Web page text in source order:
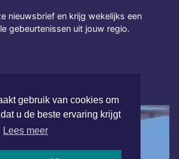
gebruik van cookies om
u de beste ervaring krijgt
Lees meer
nieuwsbrief en krijg wekelijks een
gebeurtenissen uit jouw regio.